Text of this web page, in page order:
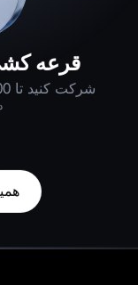
قرعه‌
شرکت کنید تا 200,000$ به اشتراک بگذارید